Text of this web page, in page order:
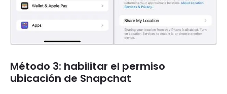
Método 3: habilitar el permiso
ubicación de Snapchat